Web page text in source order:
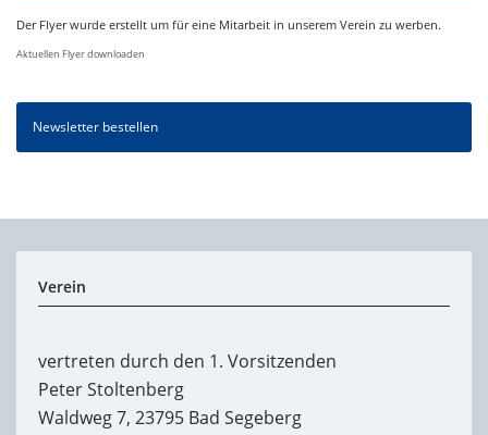
Der Flyer wurde erstellt um für eine Mitarbeit in unserem Verein zu werben.
Aktuellen Flyer downloaden
Newsletter bestellen
Verein
vertreten durch den 1. Vorsitzenden
Peter Stoltenberg
Waldweg 7, 23795 Bad Segeberg